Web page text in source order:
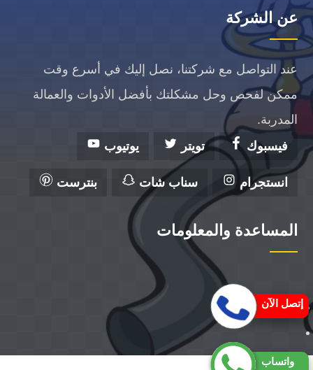
عن الشركة
عند التواصل مع شركتنا، نصل إليك في أسرع وقت
ممكن لفحص وحل مشكلتك بأفضل الأدوات والعمالة
المدربة.
فيسبوك
تويتر يوتيوب
انستجرام سناب شات بنترست
المساعدة والمعلومات
واتساب
إتصل الآن